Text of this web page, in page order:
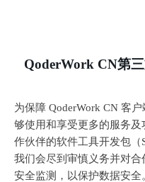
QoderWork CN第
为保障 QoderWork CN 客户
够使用和享受更多的服务
作伙伴的软件工具开发包（
我们会尽到审慎义务并对合
安全监测，以保护数据安